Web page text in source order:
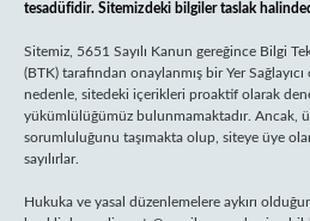
tesadüfidir. Sitemizdeki bilgiler taslak
Sitemiz, 5651 Sayılı Kanun gereğince Bilgi
(BTK) tarafından onaylanmış bir Yer
nedenle, sitedeki içerikleri proaktif olarak
yükümlülüğümüz bulunmamaktadır. Ancak,
sorumluluğunu taşımakta olup, siteye üye
sayılırlar.
Hukuka ve yasal düzenlemelere aykırı